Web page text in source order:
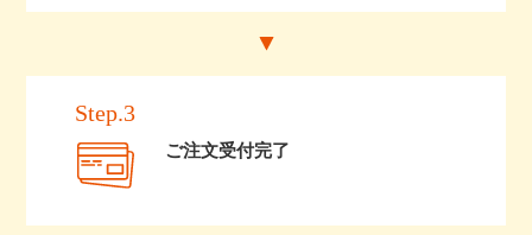
Step.3
ご注文受付完了